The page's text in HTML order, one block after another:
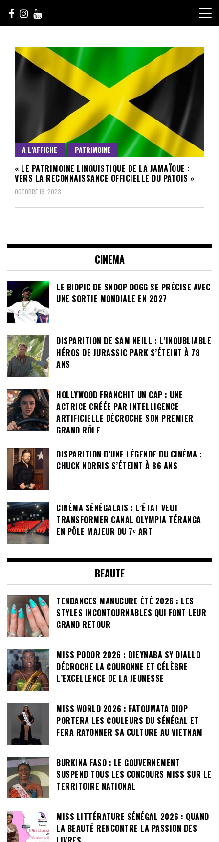
content
sunuculture
A L’AFFICHE PATRIMOINE
« LE PATRIMOINE LINGUISTIQUE DE LA JAMAÏQUE :
VERS LA RECONNAISSANCE OFFICIELLE DU PATOIS »
OCTOBRE 16, 2023
CINEMA
LE BIOPIC DE SNOOP DOGG SE PRÉCISE AVEC
UNE SORTIE MONDIALE EN 2027
DISPARITION DE SAM NEILL : L’INOUBLIABLE
HÉROS DE JURASSIC PARK S’ÉTEINT À 78
ANS
HOLLYWOOD FRANCHIT UN CAP : UNE
ACTRICE CRÉÉE PAR INTELLIGENCE
ARTIFICIELLE DÉCROCHE SON PREMIER
GRAND RÔLE
DISPARITION D’UNE LÉGENDE DU CINÉMA :
CHUCK NORRIS S’ÉTEINT À 86 ANS
CINÉMA SÉNÉGALAIS : L’ÉTAT VEUT
TRANSFORMER CANAL OLYMPIA TÉRANGA
EN PÔLE MAJEUR DU 7ᵉ ART
BEAUTE
TENDANCES MANUCURE ÉTÉ 2026 : LES
STYLES INCONTOURNABLES QUI FONT LEUR
GRAND RETOUR
MISS PODOR 2026 : DIEYNABA SY DIALLO
DÉCROCHE LA COURONNE ET CÉLÈBRE
L’EXCELLENCE DE LA JEUNESSE
MISS WORLD 2026 : FATOUMATA DIOP
PORTERA LES COULEURS DU SÉNÉGAL ET
FERA RAYONNER SA CULTURE AU VIETNAM
BURKINA FASO : LE GOUVERNEMENT
SUSPEND TOUS LES CONCOURS MISS SUR LE
TERRITOIRE NATIONAL
MISS LITTÉRATURE SÉNÉGAL 2026 : QUAND
LA BEAUTÉ RENCONTRE LA PASSION DES